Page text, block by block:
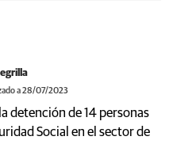
a 28/07/2023
detención de 14 personas
Social en el sector de